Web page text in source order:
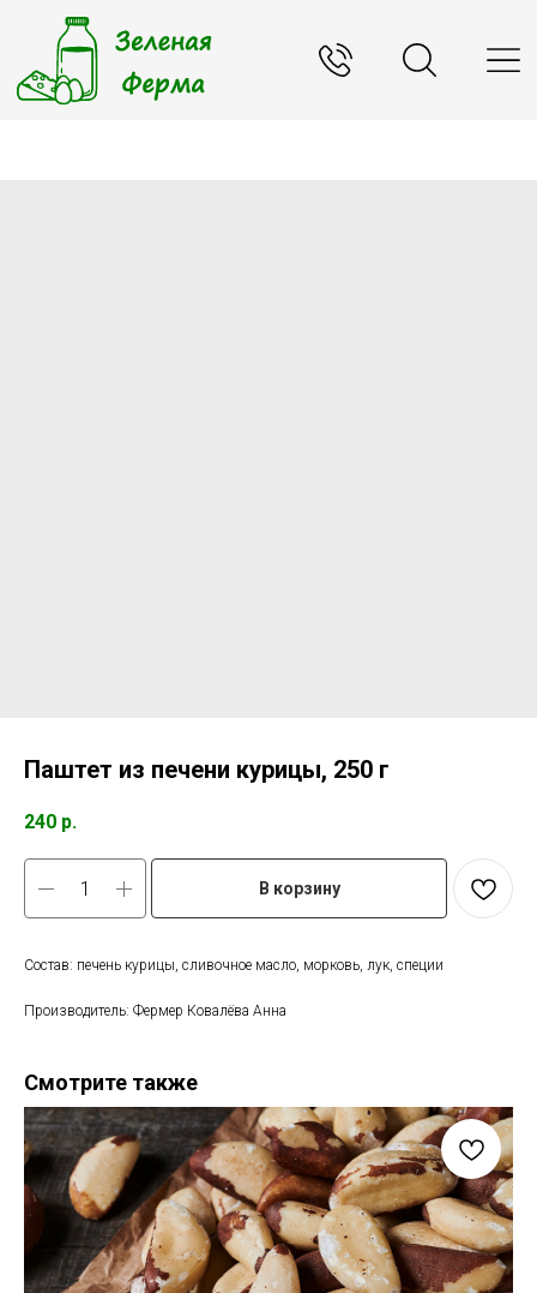
Паштет из печени курицы, 250 г
240 р.
В корзину
Состав: печень курицы, сливочное масло, морковь, лук, специи
Производитель: Фермер Ковалёва Анна
Смотрите также